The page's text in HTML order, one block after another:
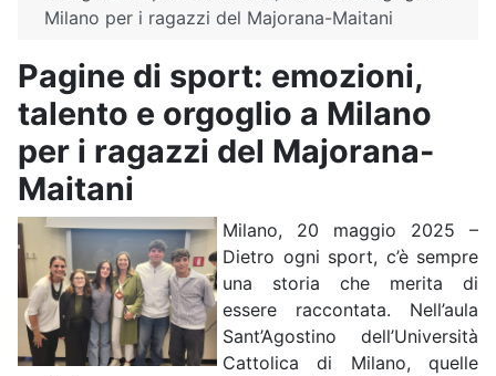
Milano per i ragazzi del Majorana-Maitani
Pagine di sport: emozioni,
talento e orgoglio a Milano
per i ragazzi del Majorana-
Maitani
Milano, 20 maggio 2025 –
Dietro ogni sport, c’è sempre
una storia che merita di
essere raccontata. Nell’aula
Sant’Agostino dell’Università
Cattolica di Milano, quelle